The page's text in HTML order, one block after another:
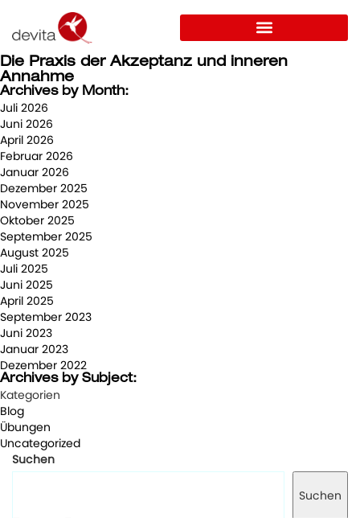
Die Praxis der Akzeptanz und inneren
Annahme
Archives by Month:
Juli 2026
Juni 2026
April 2026
Februar 2026
Januar 2026
Dezember 2025
November 2025
Oktober 2025
September 2025
August 2025
Juli 2025
Juni 2025
April 2025
September 2023
Juni 2023
Januar 2023
Dezember 2022
Archives by Subject:
Kategorien
Blog
Übungen
Uncategorized
Suchen
Suchen